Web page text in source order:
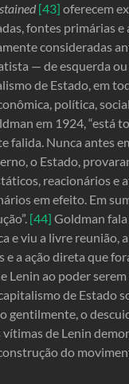
[43] oferecem
fontes primárias e
consideradas
— de esquerda ou
de Estado, em
política,
em 1924, “está
falida. Nunca antes
o Estado,
reacionários e
em efeito. Em
[44] Goldman
e viu a livre reunião,
e a ação direta que
Lenin ao poder
de Estado
gentilmente, o
de Lenin
do